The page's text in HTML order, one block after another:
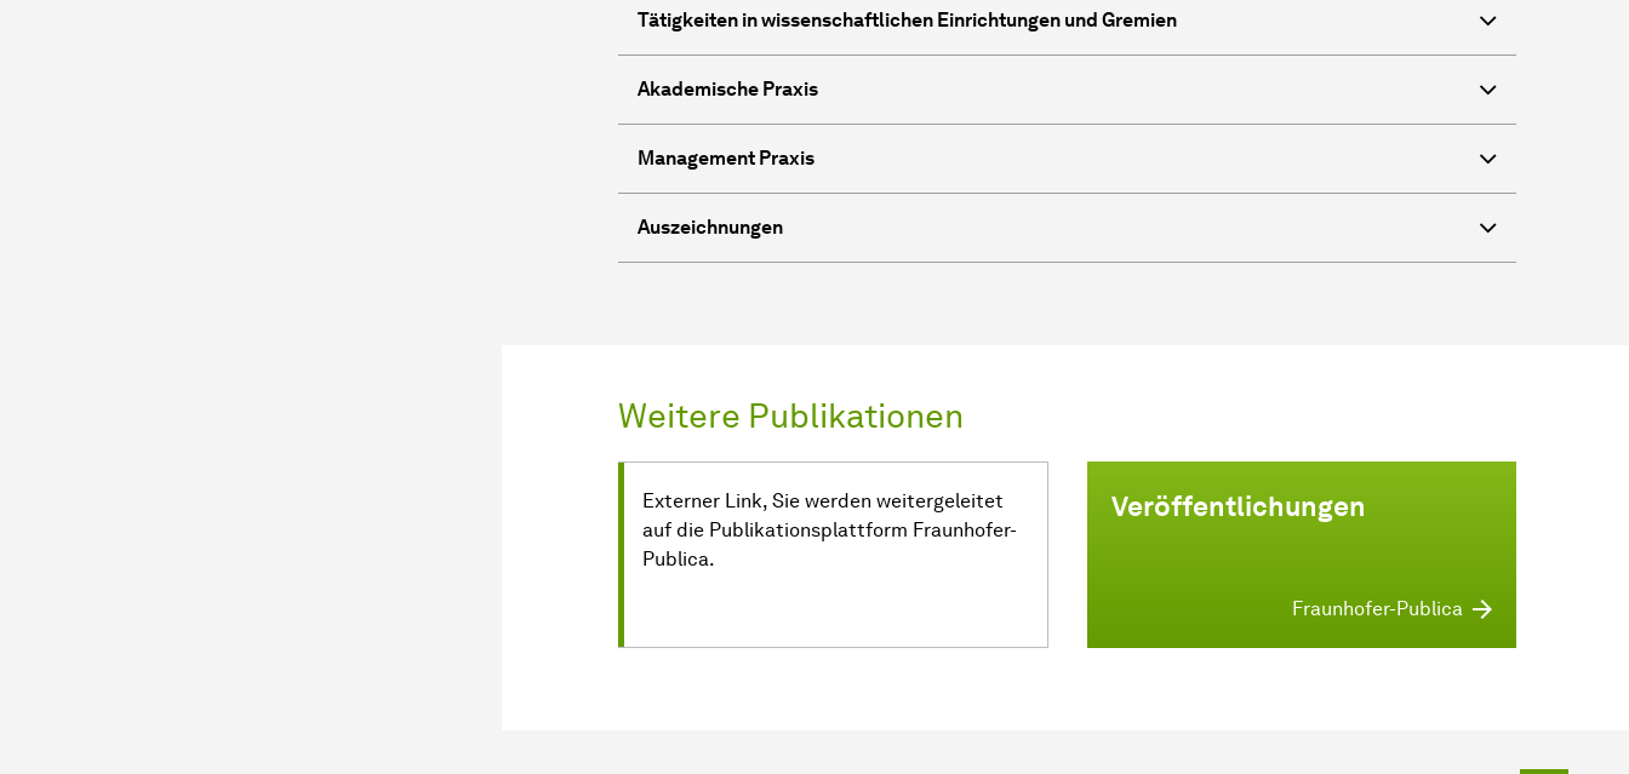
Tätigkeiten in wissenschaftlichen Einrichtungen und Gremien
Akademische Praxis
Management Praxis
Auszeichnungen
Weitere Publikationen
Externer Link, Sie werden weitergeleitet
auf die Publikationsplattform Fraunhofer-
Publica.
Veröffentlichungen
Fraunhofer-Publica